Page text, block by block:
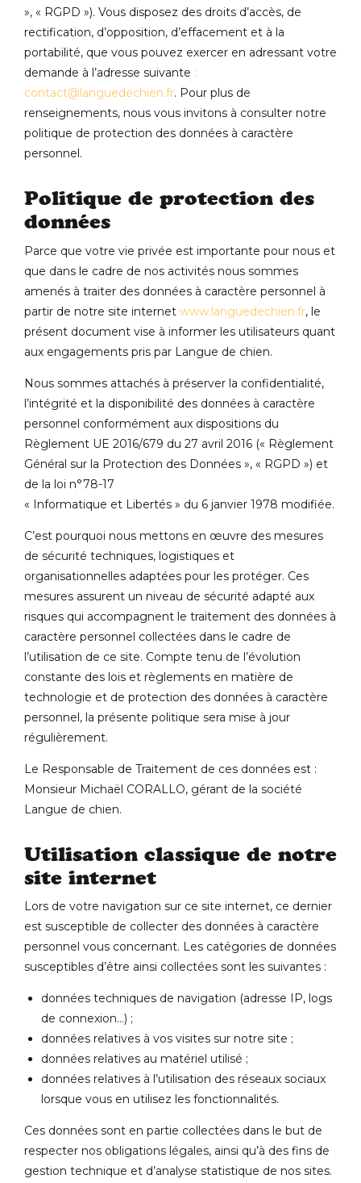
», « RGPD »). Vous disposez des droits d’accès, de
rectification, d’opposition, d’effacement et à la
portabilité, que vous pouvez exercer en adressant votre
demande à l’adresse suivante :
contact@languedechien.fr. Pour plus de
renseignements, nous vous invitons à consulter notre
politique de protection des données à caractère
personnel.
Politique de protection des
données
Parce que votre vie privée est importante pour nous et
que dans le cadre de nos activités nous sommes
amenés à traiter des données à caractère personnel à
partir de notre site internet www.languedechien.fr, le
présent document vise à informer les utilisateurs quant
aux engagements pris par Langue de chien.
Nous sommes attachés à préserver la confidentialité,
l’intégrité et la disponibilité des données à caractère
personnel conformément aux dispositions du
Règlement UE 2016/679 du 27 avril 2016 (« Règlement
Général sur la Protection des Données », « RGPD ») et
de la loi n°78-17
« Informatique et Libertés » du 6 janvier 1978 modifiée.
C’est pourquoi nous mettons en œuvre des mesures
de sécurité techniques, logistiques et
organisationnelles adaptées pour les protéger. Ces
mesures assurent un niveau de sécurité adapté aux
risques qui accompagnent le traitement des données à
caractère personnel collectées dans le cadre de
l’utilisation de ce site. Compte tenu de l’évolution
constante des lois et règlements en matière de
technologie et de protection des données à caractère
personnel, la présente politique sera mise à jour
régulièrement.
Le Responsable de Traitement de ces données est :
Monsieur Michaël CORALLO, gérant de la société
Langue de chien.
Utilisation classique de notre
site internet
Lors de votre navigation sur ce site internet, ce dernier
est susceptible de collecter des données à caractère
personnel vous concernant. Les catégories de données
susceptibles d’être ainsi collectées sont les suivantes :
données techniques de navigation (adresse IP, logs
de connexion…) ;
données relatives à vos visites sur notre site ;
données relatives au matériel utilisé ;
données relatives à l’utilisation des réseaux sociaux
lorsque vous en utilisez les fonctionnalités.
Ces données sont en partie collectées dans le but de
respecter nos obligations légales, ainsi qu’à des fins de
gestion technique et d’analyse statistique de nos sites.